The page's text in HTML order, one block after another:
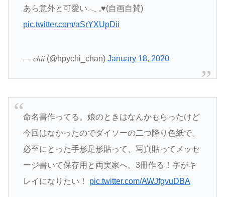
あら意外と可愛い𓂃 𓈒♥(自画自賛)
pic.twitter.com/aSrYXUpDii
— 𝑐ℎ𝑖𝑖 (@hpychi_chan) January 18, 2020
命名書作ってる。娘のときはなんかもらったけど
今回はなかったのでダイソーの二つ降り色紙で。
必至にとった手形足形貼って、写真貼ってメッセ
ージ書いて保存用と両実家へ。3冊作る！字がキ
レイになりたい！ pic.twitter.com/AWJfgvuDBA